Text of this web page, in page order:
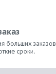
больших заказов
сроки.